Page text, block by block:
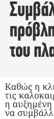
του
Καθώς η
τις
η αυξημένη
να